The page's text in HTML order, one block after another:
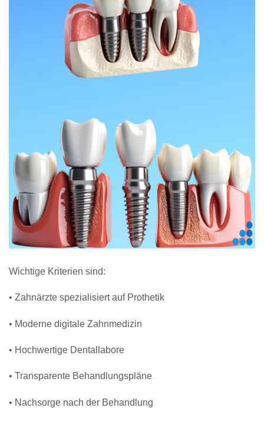
Wichtige Kriterien sind:
• Zahnärzte spezialisiert auf Prothetik
• Moderne digitale Zahnmedizin
• Hochwertige Dentallabore
• Transparente Behandlungspläne
• Nachsorge nach der Behandlung